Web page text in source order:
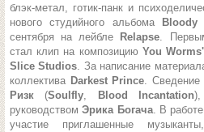
блэк-метал, готик-панк и
нового студийного альбома
Bloody
сентября на лейбле
Relapse.
стал клип на композицию You
Slice Studios. За написание
коллектива Darkest Prince. Сведение
Ризк (Soulfly, Blood Incantation),
руководствомЭрика Богача. В
участие приглашенные